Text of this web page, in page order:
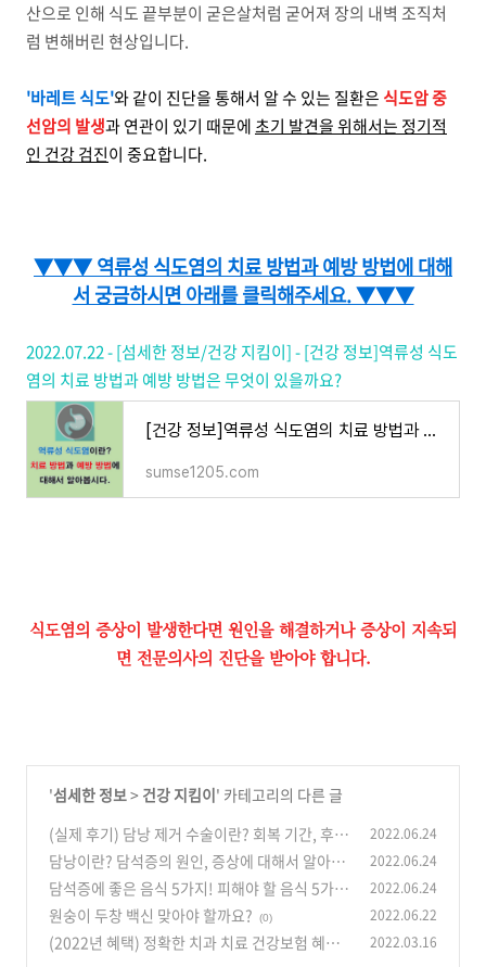
산으로 인해 식도 끝부분이 굳은살처럼 굳어져 장의 내벽 조직처
럼 변해버린 현상입니다.
'바레트 식도'와 같이 진단을 통해서 알 수 있는 질환은 식도암 중
선암의 발생과 연관이 있기 때문에초기 발견을 위해서는 정기적
인 건강 검진이 중요합니다.
▼▼▼ 역류성 식도염의 치료 방법과 예방 방법에 대해
서 궁금하시면 아래를 클릭해주세요. ▼▼▼
2022.07.22 - [섬세한 정보/건강 지킴이] - [건강 정보]역류성 식도
염의 치료 방법과 예방 방법은 무엇이 있을까요?
[건강 정보]역류성 식도염의 치료 방법과 예방 방법은 무엇이 있을까요?
sumse1205.com
식도염의 증상이 발생한다면 원인을 해결하거나 증상이 지속되
면 전문의사의 진단을 받아야 합니다.
'섬세한 정보> 건강 지킴이' 카테고리의 다른 글
(실제 후기) 담낭 제거 수술이란? 회복 기간, 후유
증도 알아봅시다! (0)
2022.06.24
담낭이란? 담석증의 원인, 증상에 대해서 알아보
자!
(0)
2022.06.24
담석증에 좋은 음식 5가지! 피해야 할 음식 5가
지! (0)
2022.06.24
원숭이 두창 백신 맞아야 할까요? (0) 2022.06.22
(2022년 혜택) 정확한 치과 치료 건강보험 혜택
2022.03.16